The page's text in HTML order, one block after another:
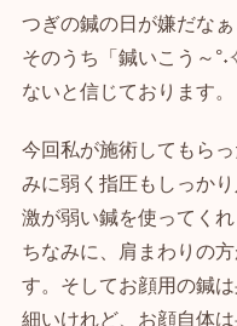
つぎの鍼の日が嫌だな
そのうち「鍼いこう～
ないと信じております。
今回私が施術してもら
みに弱く指圧もしっか
激が弱い鍼を使ってくれ
ちなみに、肩まわりの
す。そしてお顔用の鍼
細いけれど、お顔自体